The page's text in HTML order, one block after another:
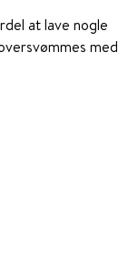
at lave nogle
med